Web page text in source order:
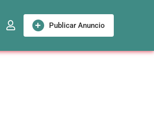
Publicar Anuncio